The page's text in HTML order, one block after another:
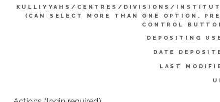
KULLIYYAHS/CENTRES/DIVISIONS/
(CAN SELECT MORE THAN ONE OPTION.
CONTROL
DEPOSITING
DATE
LAST